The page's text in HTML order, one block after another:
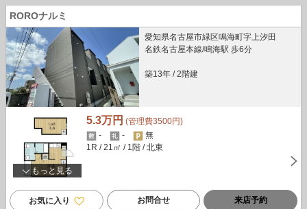
ROROナルミ
愛知県名古屋市緑区鳴海町字上汐田
名鉄名古屋本線/鳴海駅 歩6分
築13年 / 2階建
もっと見る
5.3万円 (管理費3500円)
-
-
無
1R / 21㎡ / 1階 / 北東
お気に入り お問合せ 来店予約